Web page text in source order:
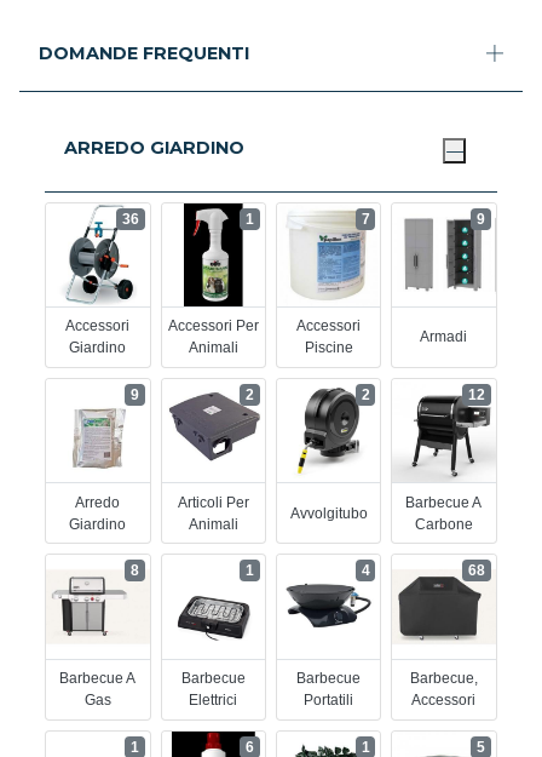
DOMANDE FREQUENTI
ARREDO GIARDINO
Accessori
Giardino
36
Accessori Per
Animali
1
Accessori
Piscine
7
Armadi
9
Arredo
Giardino
9
Articoli Per
Animali
2
Avvolgitubo
2
Barbecue A
Carbone
12
Barbecue A
Gas
8
Barbecue
Elettrici
1
Barbecue
Portatili
4
Barbecue,
Accessori
68
1 6 1 5